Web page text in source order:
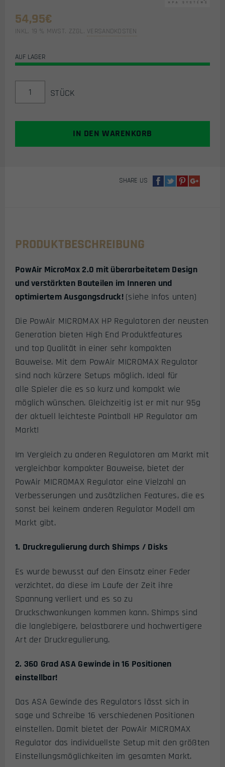
54,95€
INKL. 19 % MWST. ZZGL. VERSANDKOSTEN
AUF LAGER
MICROMAX
2.0
BAR
STÜCK
IN DEN WARENKORB
SHARE US
PRODUKTBESCHREIBUNG
PowAir MicroMax 2.0 mit überarbeitetem Design
und verstärkten Bauteilen im Inneren und
optimiertem Ausgangsdruck! (siehe Infos unten)
Die PowAir MICROMAX HP Regulatoren der neusten
Generation bieten High End Produktfeatures
und top Qualität in einer sehr kompakten
Bauweise. Mit dem PowAir MICROMAX Regulator
sind noch kürzere Setups möglich. Ideal für
alle Spieler die es so kurz und kompakt wie
möglich wünschen. Gleichzeitig ist er mit nur 95g
der aktuell leichteste Paintball HP Regulator am
Markt!
Im Vergleich zu anderen Regulatoren am Markt mit
vergleichbar kompakter Bauweise, bietet der
PowAir MICROMAX Regulator eine Vielzahl an
Verbesserungen und zusätzlichen Features, die es
sonst bei keinem anderen Regulator Modell am
Markt gibt.
1. Druckregulierung durch Shimps / Disks
Es wurde bewusst auf den Einsatz einer Feder
verzichtet, da diese im Laufe der Zeit ihre
Spannung verliert und es so zu
Druckschwankungen kommen kann. Shimps sind
die langlebigere, belastbarere und hochwertigere
Art der Druckregulierung.
2. 360 Grad ASA Gewinde in 16 Positionen
einstellbar!
Das ASA Gewinde des Regulators lässt sich in
sage und Schreibe 16 verschiedenen Positionen
einstellen. Damit bietet der PowAir MICROMAX
Regulator das individuellste Setup mit den größten
Einstellungsmöglichkeiten im gesamten Markt.